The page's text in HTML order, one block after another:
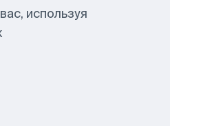
используя